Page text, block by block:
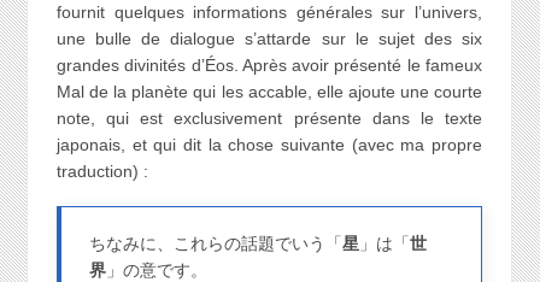
fournit quelques informations générales sur l’univers,
une bulle de dialogue s’attarde sur le sujet des six
grandes divinités d’Éos. Après avoir présenté le fameux
Mal de la planète qui les accable, elle ajoute une courte
note, qui est exclusivement présente dans le texte
japonais, et qui dit la chose suivante (avec ma propre
traduction) :
ちなみに、これらの話題でいう「星 」は「世
界 」の意です。